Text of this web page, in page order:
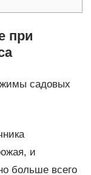
при
садовых
и
больше всего